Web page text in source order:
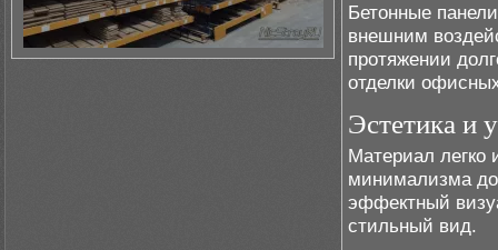
Бетонные
внешним
протяжении
отделки
Эстетика и
Материал легко
минимализма до
эффектный
стильный вид.